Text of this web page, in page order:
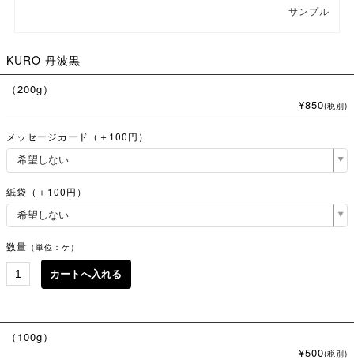
サンプル
KURO 丹波黒
（200g）
¥850(税別)
メッセージカード（＋100円）
紙袋（＋100円）
数量 （単位：ケ）
（100g）
¥500(税別)